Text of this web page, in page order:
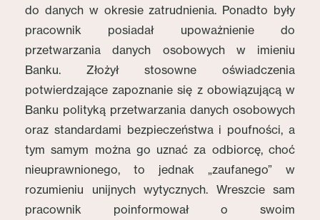
do danych w okresie zatrudnienia. Ponadto były
pracownik posiadał upoważnienie do
przetwarzania danych osobowych w imieniu
Banku. Złożył stosowne oświadczenia
potwierdzające zapoznanie się z obowiązującą w
Banku polityką przetwarzania danych osobowych
oraz standardami bezpieczeństwa i poufności, a
tym samym można go uznać za odbiorcę, choć
nieuprawnionego, to jednak „zaufanego” w
rozumieniu unijnych wytycznych. Wreszcie sam
pracownik poinformował o swoim